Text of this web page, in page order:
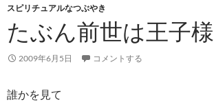
プ
スピリチュアルなつぶやき
たぶん前世は王子様
2009年6月5日 コメントする
誰かを見て